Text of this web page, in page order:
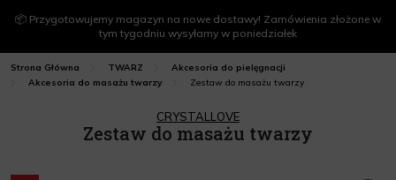
📦 Przygotowujemy magazyn na nowe dostawy! Zamówienia złożone w
tym tygodniu wysyłamy w poniedziałek
Strona Główna TWARZ
Akcesoria do pielęgnacji
Akcesoria do masażu twarzy
Zestaw do masażu twarzy
CRYSTALLOVE
Zestaw do masażu twarzy